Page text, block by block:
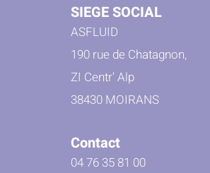
SIEGE SOCIAL
ASFLUID
190 rue de Chatagnon,
ZI Centr' Alp
38430 MOIRANS
Contact
04 76 35 81 00